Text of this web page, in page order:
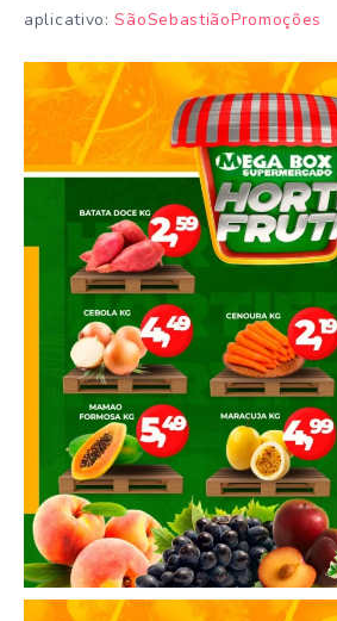
aplicativo:SãoSebastiãoPromoções